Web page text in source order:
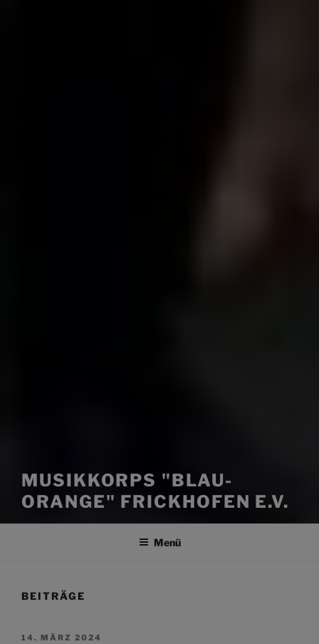
MUSIKKORPS "BLAU-
ORANGE" FRICKHOFEN E.V.
Menü
BEITRÄGE
VERÖFFENTLICHT
14. MÄRZ 2024